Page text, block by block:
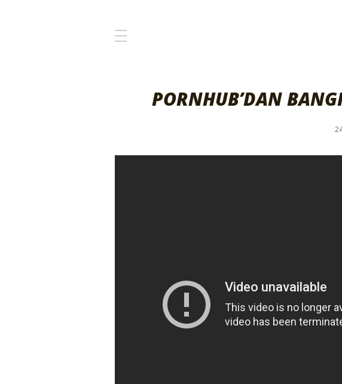
PORNHUB’DAN